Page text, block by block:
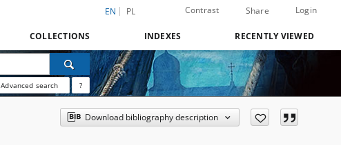
EN PL Contrast Share Login
COLLECTIONS INDEXES RECENTLY VIEWED
Advanced search ?
Download bibliography description